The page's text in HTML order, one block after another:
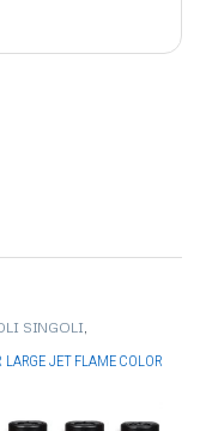
SINGOLI,
,ACCENDINI
,ACCENDINI JET
LARGE JET FLAME COLOR